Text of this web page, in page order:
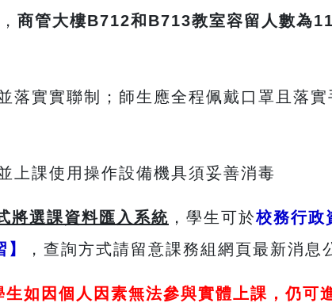
， 商管大樓B712和 B713教室容留人數為
落實實聯制；師生應全程佩戴口罩且落
上課使用操作設備機具須妥善消毒
將選課資料匯入系統 ，學生可於校務行政
，查詢方式請留意課務組網頁最新消息
生如因個人因素無法參與實體上課，仍可